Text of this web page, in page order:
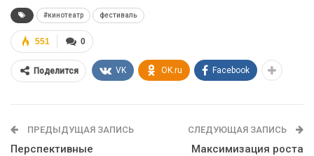
#кинотеатр фестиваль
0
551
Поделится VK OK.ru Facebook
ПРЕДЫДУЩАЯ ЗАПИСЬ
Перспективные
СЛЕДУЮЩАЯ ЗАПИСЬ
Максимизация роста